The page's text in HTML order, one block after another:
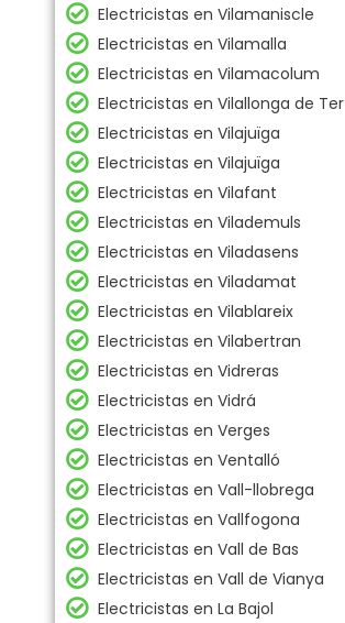
Electricistas en Vilamaniscle
Electricistas en Vilamalla
Electricistas en Vilamacolum
Electricistas en Vilallonga de Ter
Electricistas en Vilajuïga
Electricistas en Vilajuïga
Electricistas en Vilafant
Electricistas en Vilademuls
Electricistas en Viladasens
Electricistas en Viladamat
Electricistas en Vilablareix
Electricistas en Vilabertran
Electricistas en Vidreras
Electricistas en Vidrá
Electricistas en Verges
Electricistas en Ventalló
Electricistas en Vall-llobrega
Electricistas en Vallfogona
Electricistas en Vall de Bas
Electricistas en Vall de Vianya
Electricistas en La Bajol